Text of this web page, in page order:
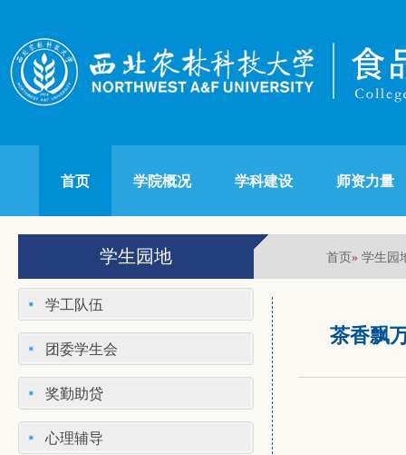
首页 学院概况 学科建设 师资力量
学生园地 首页» 学生园
学工队伍
团委学生会
奖勤助贷
心理辅导
茶香飘